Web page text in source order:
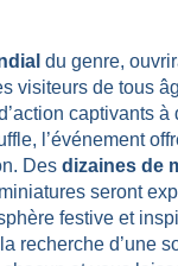
du genre,
visiteurs de tous
captivants
l’événement
Des dizaines de
seront
festive et
recherche d’une